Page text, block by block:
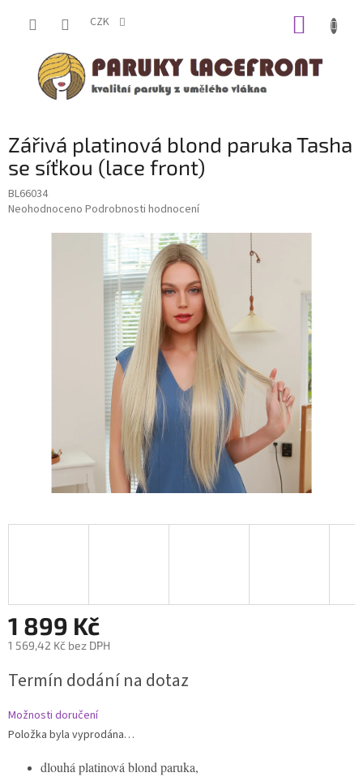
CZK
Zářivá platinová blond paruka Tasha
se síťkou (lace front)
BL66034
Průměrné
Neohodnoceno Podrobnosti hodnocení
1 899 Kč
1 569,42 Kč bez DPH
cena:
Termín dodání na dotaz
Možnosti doručení
Položka byla vyprodána…
dlouhá platinová blond paruka,